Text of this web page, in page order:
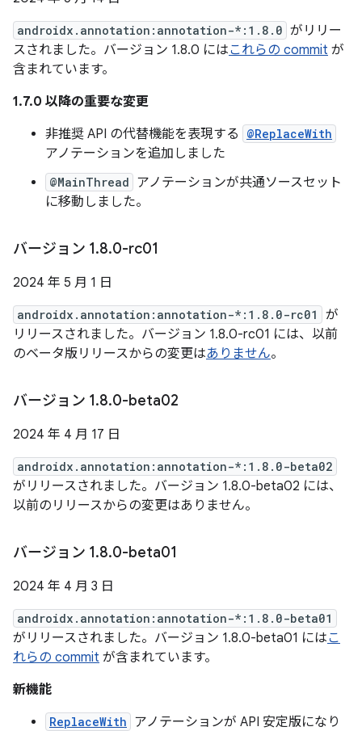
androidx.annotation:annotation-*:1.8.0 がリリー
スされました。バージョン 1.8.0 にはこれらの commit が
含まれています。
1.7.0 以降の重要な変更
非推奨 API の代替機能を表現する
@ReplaceWith
アノテーションを追加しました
@MainThread アノテーションが共通ソースセット
に移動しました。
バージョン 1.8.0-rc01
2024 年 5 月 1 日
androidx.annotation:annotation-*:1.8.0-rc01
が
リリースされました。バージョン 1.8.0-rc01 には、以前
のベータ版リリースからの変更はありません。
バージョン 1.8.0-beta02
2024 年 4 月 17 日
androidx.annotation:annotation-*:1.8.0-beta02
がリリースされました。バージョン 1.8.0-beta02 には、
以前のリリースからの変更はありません。
バージョン 1.8.0-beta01
2024 年 4 月 3 日
androidx.annotation:annotation-*:1.8.0-beta01
がリリースされました。バージョン 1.8.0-beta01 にはこ
れらの commit が含まれています。
新機能
ReplaceWith アノテーションが API 安定版になり